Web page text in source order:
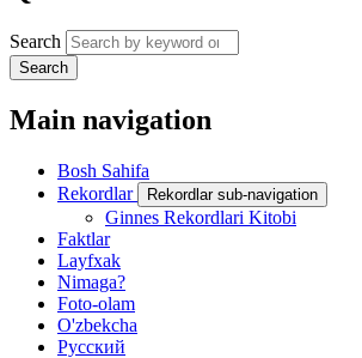
Search
Search
Main navigation
Bosh Sahifa
Rekordlar
Rekordlar sub-navigation
Ginnes Rekordlari Kitobi
Faktlar
Layfxak
Nimaga?
Foto-olam
O'zbekcha
Русский